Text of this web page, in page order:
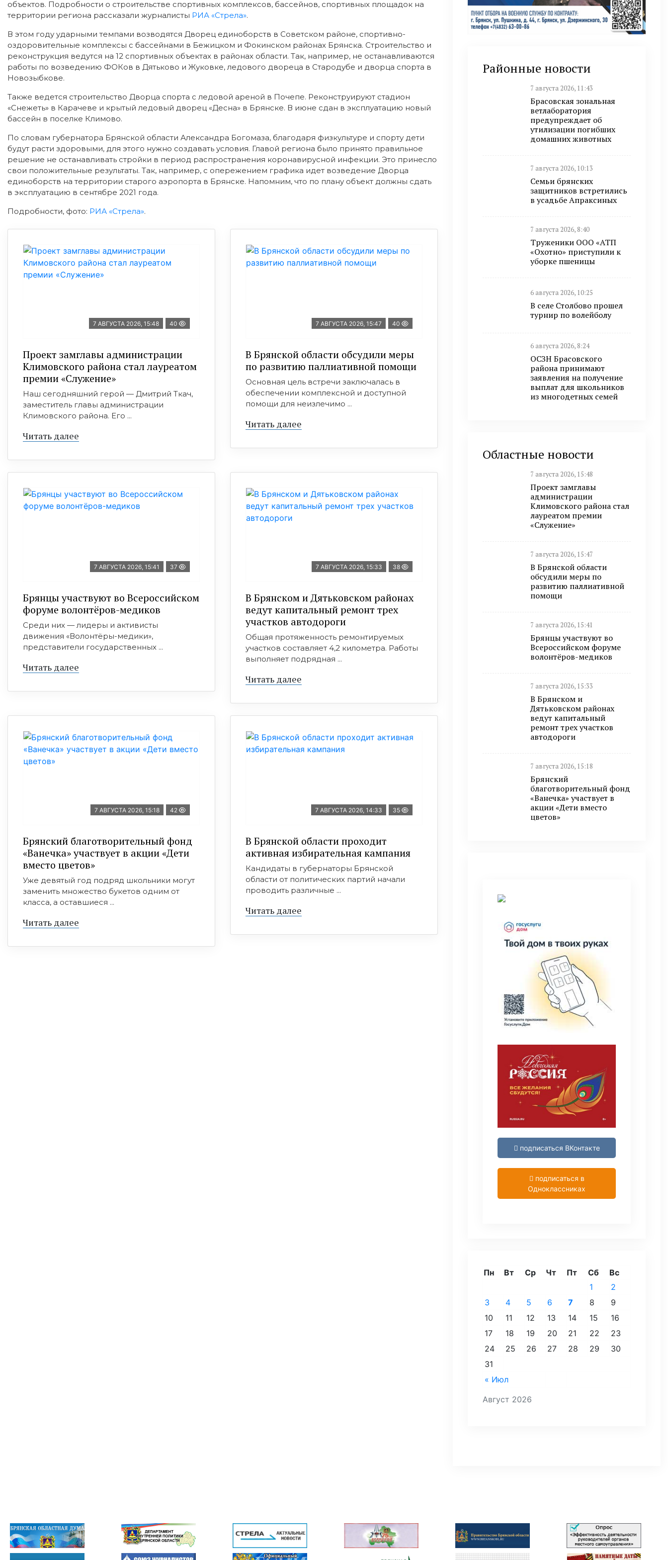
объектов. Подробности о строительстве спортивных комплексов, бассейнов, спортивных площадок на
территории региона рассказали журналисты РИА «Стрела».
В этом году ударными темпами возводятся Дворец единоборств в Советском районе, спортивно-
оздоровительные комплексы с бассейнами в Бежицком и Фокинском районах Брянска. Строительство и
реконструкция ведутся на 12 спортивных объектах в районах области. Так, например, не останавливаются
работы по возведению ФОКов в Дятьково и Жуковке, ледового двореца в Стародубе и дворца спорта в
Новозыбкове.
Также ведется строительство Дворца спорта с ледовой ареной в Почепе. Реконструируют стадион
«Снежеть» в Карачеве и крытый ледовый дворец «Десна» в Брянске. В июне сдан в эксплуатацию новый
бассейн в поселке Климово.
По словам губернатора Брянской области Александра Богомаза, благодаря физкультуре и спорту дети
будут расти здоровыми, для этого нужно создавать условия. Главой региона было принято правильное
решение не останавливать стройки в период распространения коронавирусной инфекции. Это принесло
свои положительные результаты. Так, например, с опережением графика идет возведение Дворца
единоборств на территории старого аэропорта в Брянске. Напомним, что по плану объект должны сдать
в эксплуатацию в сентябре 2021 года.
Подробности, фото: РИА «Стрела».
7 АВГУСТА 2026, 15:48 40
Проект замглавы администрации
Климовского района стал лауреатом
премии «Служение»
Наш сегодняшний герой — Дмитрий Ткач,
заместитель главы администрации
Климовского района. Его ...
Читать далее
7 АВГУСТА 2026, 15:47 40
В Брянской области обсудили меры
по развитию паллиативной помощи
Основная цель встречи заключалась в
обеспечении комплексной и доступной
помощи для неизлечимо ...
Читать далее
7 АВГУСТА 2026, 15:41 37
Брянцы участвуют во Всероссийском
форуме волонтёров-медиков
Среди них — лидеры и активисты
движения «Волонтёры-медики»,
представители государственных ...
Читать далее
7 АВГУСТА 2026, 15:33 38
В Брянском и Дятьковском районах
ведут капитальный ремонт трех
участков автодороги
Общая протяженность ремонтируемых
участков составляет 4,2 километра. Работы
выполняет подрядная ...
Читать далее
7 АВГУСТА 2026, 15:18 42
Брянский благотворительный фонд
«Ванечка» участвует в акции «Дети
вместо цветов»
Уже девятый год подряд школьники могут
заменить множество букетов одним от
класса, а оставшиеся ...
Читать далее
7 АВГУСТА 2026, 14:33 35
В Брянской области проходит
активная избирательная кампания
Кандидаты в губернаторы Брянской
области от политических партий начали
проводить различные ...
Читать далее
Районные новости
7 августа 2026, 11:43
Брасовская зональная
ветлаборатория
предупреждает об
утилизации погибших
домашних животных
7 августа 2026, 10:13
Семьи брянских
защитников встретились
в усадьбе Апраксиных
7 августа 2026, 8:40
Труженики ООО «АТП
«Охотно» приступили к
уборке пшеницы
6 августа 2026, 10:25
В селе Столбово прошел
турнир по волейболу
6 августа 2026, 8:24
ОСЗН Брасовского
района принимают
заявления на получение
выплат для школьников
из многодетных семей
Областные новости
7 августа 2026, 15:48
Проект замглавы
администрации
Климовского района стал
лауреатом премии
«Служение»
7 августа 2026, 15:47
В Брянской области
обсудили меры по
развитию паллиативной
помощи
7 августа 2026, 15:41
Брянцы участвуют во
Всероссийском форуме
волонтёров-медиков
7 августа 2026, 15:33
В Брянском и
Дятьковском районах
ведут капитальный
ремонт трех участков
автодороги
7 августа 2026, 15:18
Брянский
благотворительный фонд
«Ванечка» участвует в
акции «Дети вместо
цветов»
подписаться ВКонтакте
подписаться в
Одноклассниках
Август 2026
Пн Вт Ср Чт Пт Сб Вс
« Июл
1
2
3
4 5 6 7 8
9
10
11 12 13 14 15
16
17
18 19 20 21 22
23
24
25 26 27 28 29
30
31